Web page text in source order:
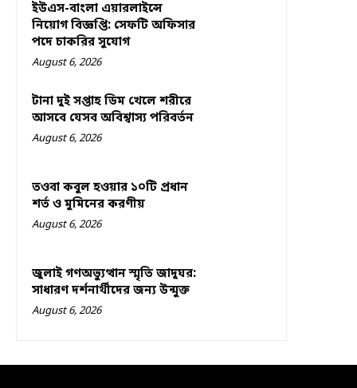
ইউএস-বাংলা এয়ারলাইন্সে
নিয়োগ বিজ্ঞপ্তি: সেফটি অফিসার
পদে চাকরির সুযোগ
August 6, 2026
টানা দুই সপ্তাহ ডিম খেলে শরীরে
আসবে যেসব অবিশ্বাস্য পরিবর্তন
August 6, 2026
তওবা কবুল হওয়ার ১০টি প্রধান
শর্ত ও মুমিনের করণীয়
August 6, 2026
জুলাই গণঅভ্যুত্থান স্মৃতি জাদুঘর:
সাধারণ দর্শনার্থীদের জন্য উন্মুক্ত
August 6, 2026